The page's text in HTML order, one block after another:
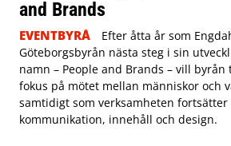
and Brands
EVENTBYRÅ
Efter åtta år som
Göteborgsbyrån nästa steg i sin
namn – People and Brands – vill
fokus på mötet mellan människor och
samtidigt som verksamheten fortsätter
kommunikation, innehåll och design.